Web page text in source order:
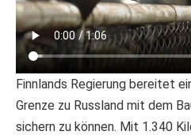
Finnlands Regierung bereitet
Grenze zu Russland mit dem
sichern zu können. Mit 1.340